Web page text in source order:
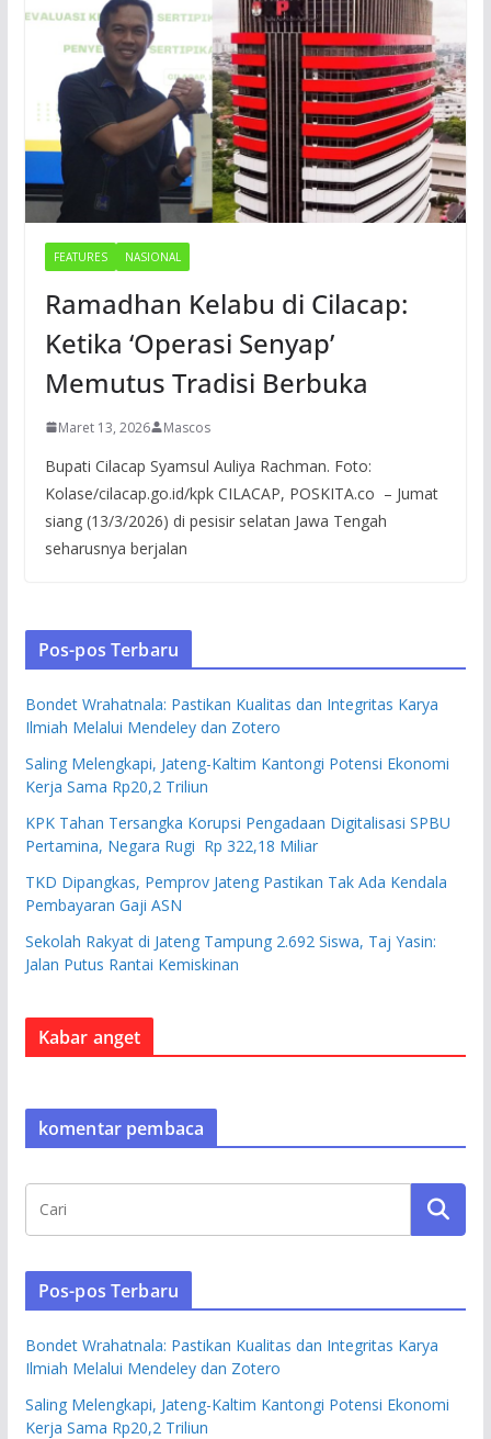
FEATURES NASIONAL
Ramadhan Kelabu di Cilacap:
Ketika ‘Operasi Senyap’
Memutus Tradisi Berbuka
Maret 13, 2026 Mascos
Bupati Cilacap Syamsul Auliya Rachman. Foto:
Kolase/cilacap.go.id/kpk CILACAP, POSKITA.co – Jumat
siang (13/3/2026) di pesisir selatan Jawa Tengah
seharusnya berjalan
Pos-pos Terbaru
Bondet Wrahatnala: Pastikan Kualitas dan Integritas Karya
Ilmiah Melalui Mendeley dan Zotero
Saling Melengkapi, Jateng-Kaltim Kantongi Potensi Ekonomi
Kerja Sama Rp20,2 Triliun
KPK Tahan Tersangka Korupsi Pengadaan Digitalisasi SPBU
Pertamina, Negara Rugi Rp 322,18 Miliar
TKD Dipangkas, Pemprov Jateng Pastikan Tak Ada Kendala
Pembayaran Gaji ASN
Sekolah Rakyat di Jateng Tampung 2.692 Siswa, Taj Yasin:
Jalan Putus Rantai Kemiskinan
Kabar anget
komentar pembaca
Pos-pos Terbaru
Bondet Wrahatnala: Pastikan Kualitas dan Integritas Karya
Ilmiah Melalui Mendeley dan Zotero
Saling Melengkapi, Jateng-Kaltim Kantongi Potensi Ekonomi
Kerja Sama Rp20,2 Triliun